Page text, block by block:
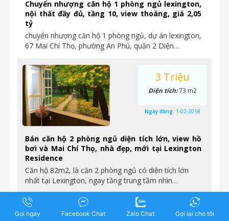
Chuyển nhượng căn hộ 1 phòng ngủ lexington,
nội thất đầy đủ, tầng 10, view thoáng, giá 2,05
tỷ
chuyển nhượng căn hộ 1 phòng ngủ, dự án lexington,
67 Mai Chí Thọ, phường An Phú, quận 2 Diện…
Bán căn hộ 2 phòng ngủ diện tích lớn, view hồ
bơi và Mai Chí Thọ, nhà đẹp, mới tại Lexington
Residence
Căn hộ 82m2, là căn 2 phòng ngủ có diện tích lớn
nhất tại Lexington, ngay tầng trung tầm nhìn…
3 Triệu
Diện tích:73 m2
Ngày đăng: 1-02-2018
3.7 Tỷ
Gọi ngay Facebook Chat Zalo Chat Gọi lại cho tôi